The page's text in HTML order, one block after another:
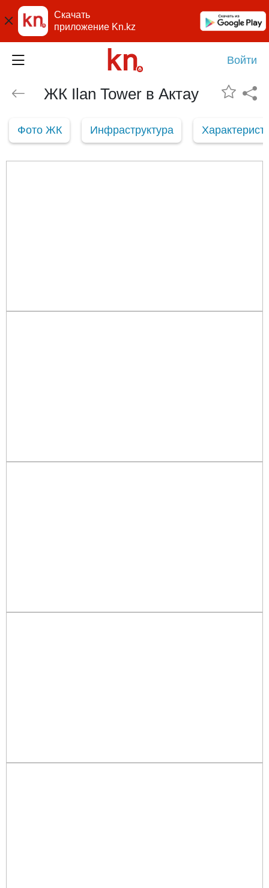
Скачать
приложение Kn.kz
Войти
ЖК Ilan Tower в Актау
Фото ЖК Инфраструктура